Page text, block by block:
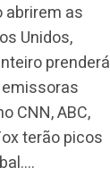
abrirem as
Unidos,
prenderá
CNN, ABC,
terão picos